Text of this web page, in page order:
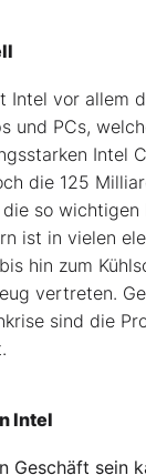
Intel vor allem
und PCs,
Intel
die 125
so
ist in vielen
hin zum
vertreten.
sind die
Intel
Geschäft sein